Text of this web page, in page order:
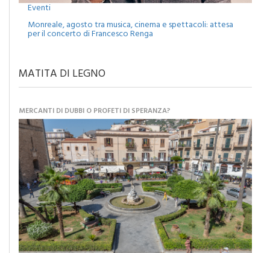
Eventi
Monreale, agosto tra musica, cinema e spettacoli: attesa
per il concerto di Francesco Renga
MATITA DI LEGNO
MERCANTI DI DUBBI O PROFETI DI SPERANZA?